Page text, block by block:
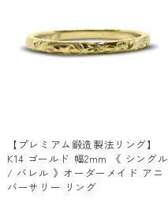
高
い
【プレミアム鍛造製法リング】
K14 ゴールド 幅2mm 《 シングル
/ バレル 》オーダーメイド アニ
バーサリー リング